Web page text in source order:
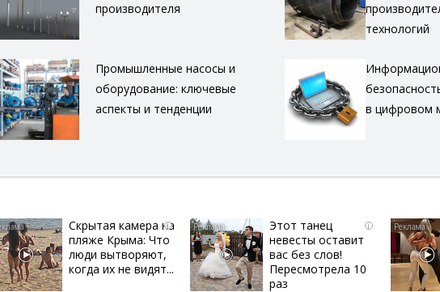
производителя
технологий
Промышленные насосы и
оборудование: ключевые
аспекты и тенденции
в цифровом
i
Скрытая камера на
пляже Крыма: Что
люди вытворяют,
когда их не видят...
i
Этот танец
невесты оставит
вас без слов!
Пересмотрела 10
раз